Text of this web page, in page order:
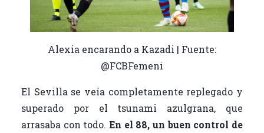
Alexia encarando a Kazadi | Fuente:
@FCBFemeni
El Sevilla se veía completamente replegado y
superado por el tsunami azulgrana, que
arrasaba con todo. En el 88, un buen control de